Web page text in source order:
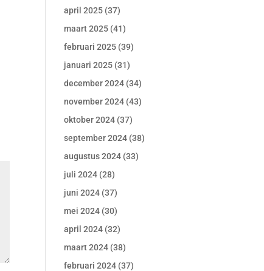
april 2025 (37)
maart 2025 (41)
februari 2025 (39)
januari 2025 (31)
december 2024 (34)
november 2024 (43)
oktober 2024 (37)
september 2024 (38)
augustus 2024 (33)
juli 2024 (28)
juni 2024 (37)
mei 2024 (30)
april 2024 (32)
maart 2024 (38)
februari 2024 (37)